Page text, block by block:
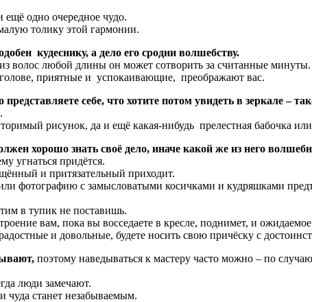
ещё одно очередное чудо.
толику этой гармонии.
кудеснику, а дело его сродни волшебству.
волос любой длины он может сотворить за считанные минуты.
приятные и успокаивающие, преображают вас.
себе, что хотите потом увидеть в зеркале –
рисунок, да и ещё какая-нибудь прелестная бабочка
хорошо знать своё дело, иначе какой же из него
угнаться придётся.
и притязательный приходит.
фотографию с замысловатыми косичками и кудряшками
в тупик не поставишь.
вам, пока вы восседаете в кресле, поднимет, и
и довольные, будете носить свою причёску с
поэтому наведываться к мастеру часто можно – по
люди замечают.
чуда станет незабываемым.